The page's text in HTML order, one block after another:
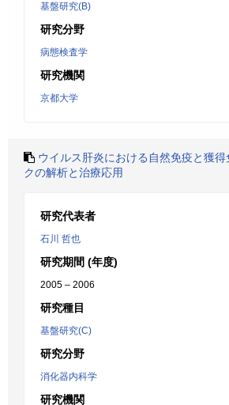
基盤研究(B)
研究分野
病態検査学
研究機関
京都大学
ウイルス肝炎における自然免疫と獲
クの解析と治療応用
研究代表者
石川 哲也
研究期間 (年度)
2005 – 2006
研究種目
基盤研究(C)
研究分野
消化器内科学
研究機関